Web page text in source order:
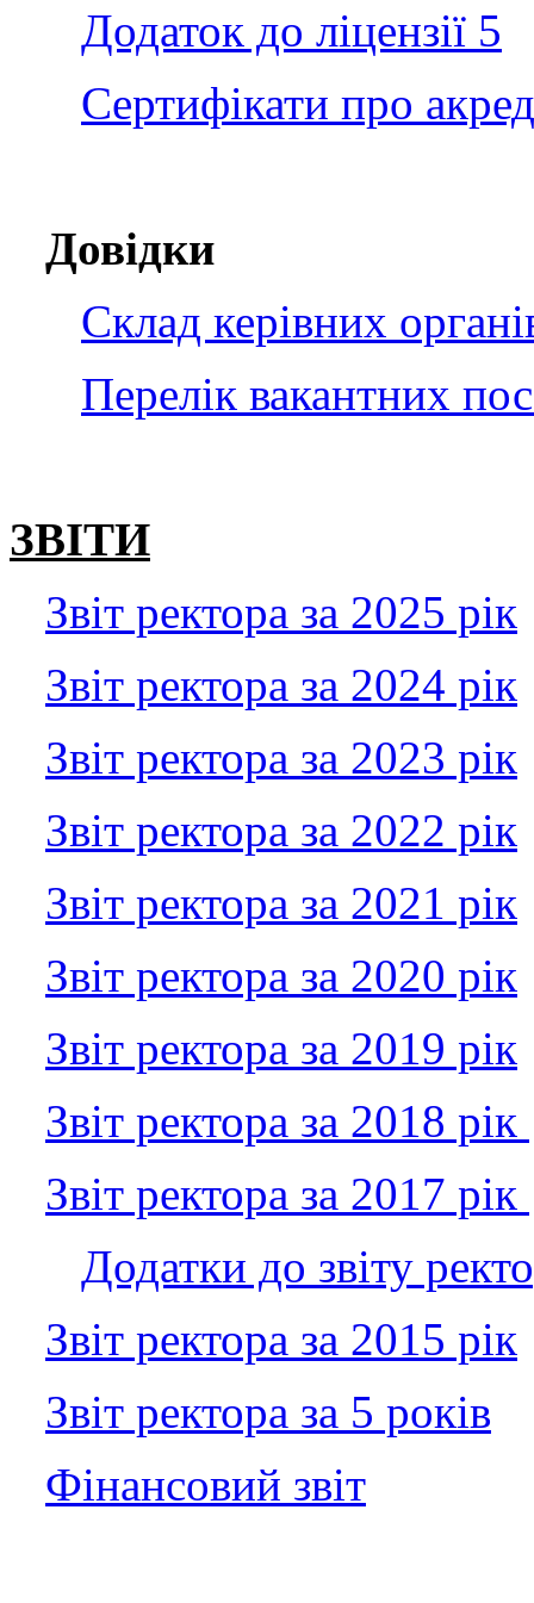
Додаток до ліцензії 5
Сертифікати про
Довідки
Склад керівних
Перелік вакантних
ЗВІТИ
Звіт ректора за 2025 рік
Звіт ректора за 2024 рік
Звіт ректора за 2023 рік
Звіт ректора за 2022 рік
Звіт ректора за 2021 рік
Звіт ректора за 2020 рік
Звіт ректора за 2019 рік
Звіт ректора за 2018 рік
Звіт ректора за 2017 рік
Додатки до звіту
Звіт ректора за 2015 рік
Звіт ректора за 5 років
Фінансовий звіт